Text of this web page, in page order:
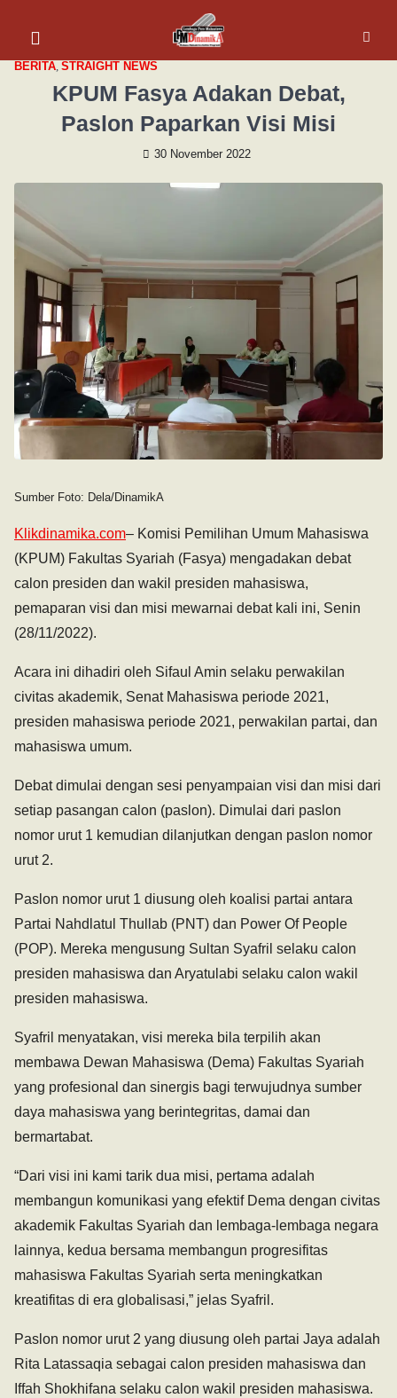
BERITA, STRAIGHT NEWS
KPUM Fasya Adakan Debat,
Paslon Paparkan Visi Misi
30 November 2022
Sumber Foto: Dela/DinamikA
Klikdinamika.com– Komisi Pemilihan Umum Mahasiswa
(KPUM) Fakultas Syariah (Fasya) mengadakan debat
calon presiden dan wakil presiden mahasiswa,
pemaparan visi dan misi mewarnai debat kali ini, Senin
(28/11/2022).
Acara ini dihadiri oleh Sifaul Amin selaku perwakilan
civitas akademik, Senat Mahasiswa periode 2021,
presiden mahasiswa periode 2021, perwakilan partai, dan
mahasiswa umum.
Debat dimulai dengan sesi penyampaian visi dan misi dari
setiap pasangan calon (paslon). Dimulai dari paslon
nomor urut 1 kemudian dilanjutkan dengan paslon nomor
urut 2.
Paslon nomor urut 1 diusung oleh koalisi partai antara
Partai Nahdlatul Thullab (PNT) dan Power Of People
(POP). Mereka mengusung Sultan Syafril selaku calon
presiden mahasiswa dan Aryatulabi selaku calon wakil
presiden mahasiswa.
Syafril menyatakan, visi mereka bila terpilih akan
membawa Dewan Mahasiswa (Dema) Fakultas Syariah
yang profesional dan sinergis bagi terwujudnya sumber
daya mahasiswa yang berintegritas, damai dan
bermartabat.
“Dari visi ini kami tarik dua misi, pertama adalah
membangun komunikasi yang efektif Dema dengan civitas
akademik Fakultas Syariah dan lembaga-lembaga negara
lainnya, kedua bersama membangun progresifitas
mahasiswa Fakultas Syariah serta meningkatkan
kreatifitas di era globalisasi,” jelas Syafril.
Paslon nomor urut 2 yang diusung oleh partai Jaya adalah
Rita Latassaqia sebagai calon presiden mahasiswa dan
Iffah Shokhifana selaku calon wakil presiden mahasiswa.